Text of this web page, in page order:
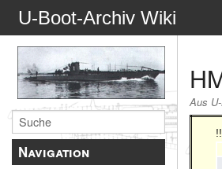
U-Boot-Archiv Wiki
Navigation
Aus